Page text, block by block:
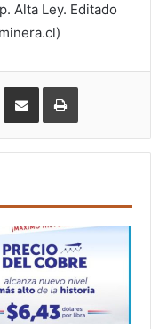
Alta Ley. Editado
WhatsApp